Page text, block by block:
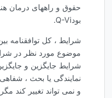
حقوق و راههای درمان
بودQ-Vi.
شرایط ، کل توافقنامه
موضوع مورد نظر در
شرایط جایگزین و
نمایندگی یا بحث ،
و نمی تواند تغییر کند